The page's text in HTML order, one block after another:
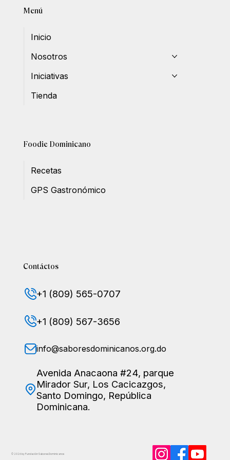
Menú
Inicio
Nosotros
Iniciativas
Tienda
Foodie Dominicano
Recetas
GPS Gastronómico
Contáctos
+1 (809) 565-0707
+1 (809) 567-3656
info@saboresdominicanos.org.do
Avenida Anacaona #24, parque
Mirador Sur, Los Cacicazgos,
Santo Domingo, República
Dominicana.
© 2026 by Fundación Sabores Dominicanos